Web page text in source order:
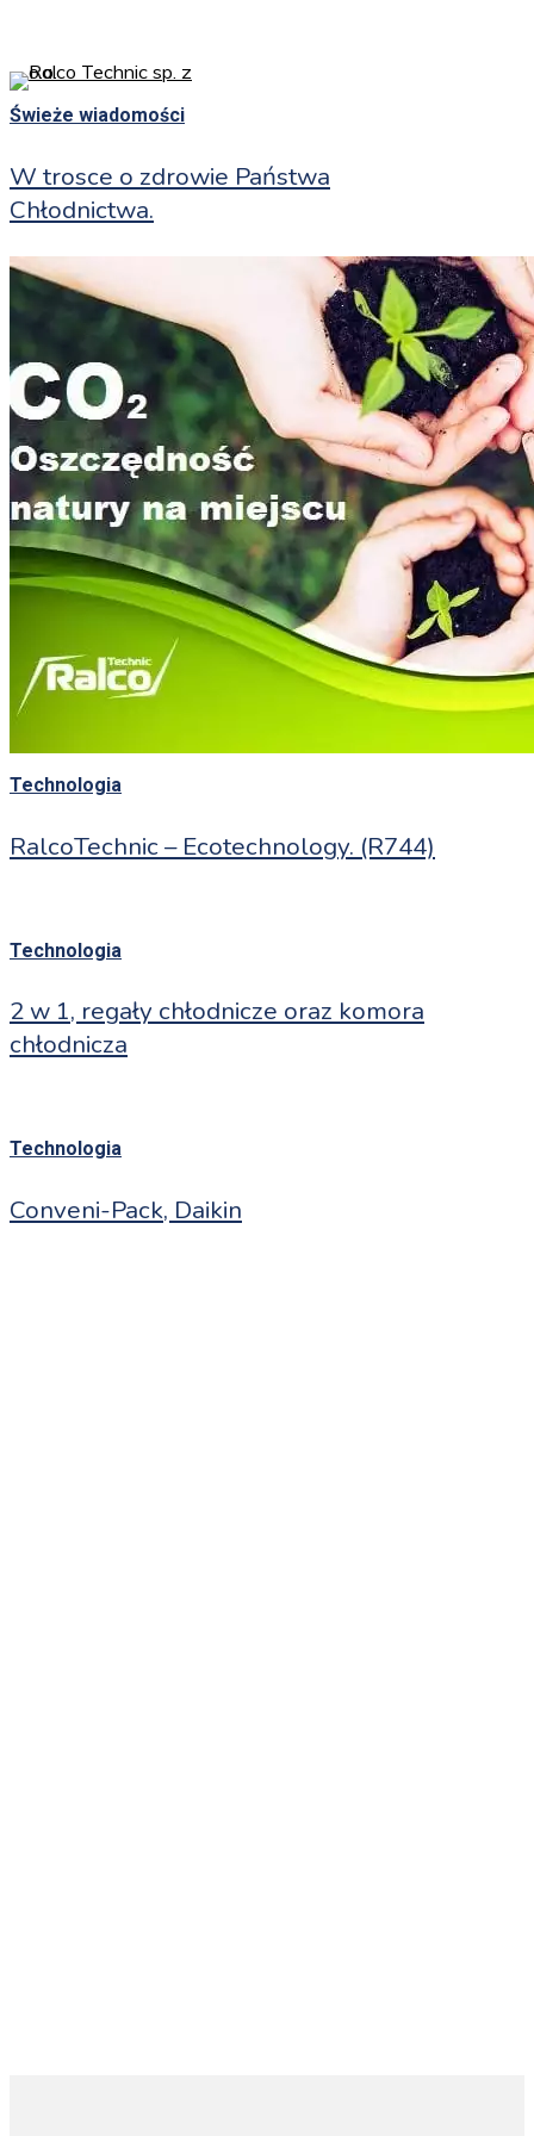
to
main
Świeże wiadomości
W trosce o zdrowie Państwa
Chłodnictwa.
Technologia
RalcoTechnic – Ecotechnology. (R744)
Technologia
2 w 1, regały chłodnicze oraz komora
chłodnicza
Technologia
Conveni-Pack, Daikin